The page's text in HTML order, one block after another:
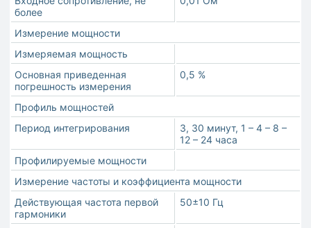
более
Измерение мощности
Измеряемая мощность
Основная приведенная
погрешность измерения
0,5 %
Профиль мощностей
Период интегрирования
3, 30 минут, 1 – 4 – 8 –
12 – 24 часа
Профилируемые мощности
Измерение частоты и коэффициента мощности
Действующая частота первой
гармоники
50±10 Гц